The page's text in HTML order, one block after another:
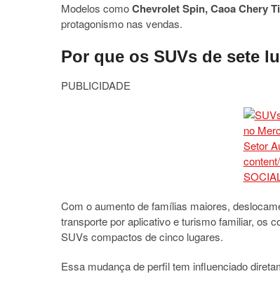
Modelos comoChevrolet Spin, Caoa Chery
protagonismo nas vendas.
Por que os SUVs de sete
PUBLICIDADE
Com o aumento de famílias maiores,
transporte por aplicativo e turismo familiar, os
SUVs compactos de cinco lugares.
Essa mudança de perfil tem influenciado